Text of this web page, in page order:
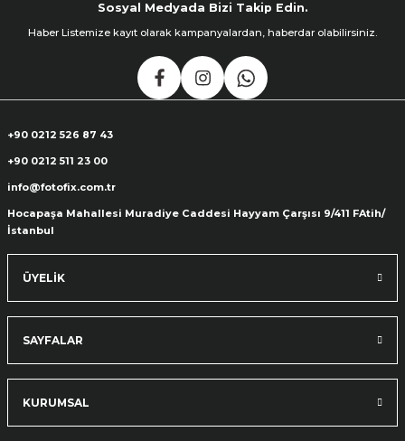
Sosyal Medyada Bizi Takip Edin.
Haber Listemize kayıt olarak kampanyalardan, haberdar olabilirsiniz.
+90 0212 526 87 43
+90 0212 511 23 00
info@fotofix.com.tr
Hocapaşa Mahallesi Muradiye Caddesi Hayyam Çarşısı 9/411 FAtih/
İstanbul
ÜYELİK
SAYFALAR
KURUMSAL